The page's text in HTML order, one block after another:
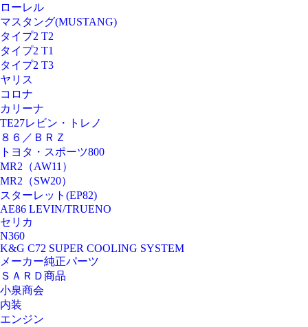
ローレル
マスタング(MUSTANG)
タイプ2 T2
タイプ2 T1
タイプ2 T3
ヤリス
コロナ
カリーナ
TE27レビン・トレノ
８６／ＢＲＺ
トヨタ・スポーツ800
MR2（AW11）
MR2（SW20）
スターレット(EP82)
AE86 LEVIN/TRUENO
セリカ
N360
K&G C72 SUPER COOLING SYSTEM
メーカー純正パーツ
ＳＡＲＤ商品
小泉商会
内装
エンジン